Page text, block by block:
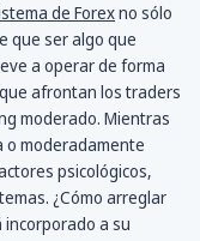
de Forexno sólo
que ser algo que
a operar de forma
afrontan los traders
moderado. Mientras
o moderadamente
psicológicos,
¿Cómo arreglar
a su